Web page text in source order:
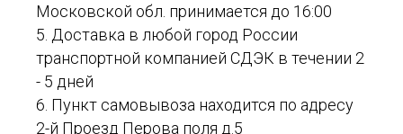
Московской обл. принимается до 16:00
5. Доставка в любой город России
транспортной компанией СДЭК в течении 2
- 5 дней
6. Пункт самовывоза находится по адресу
2-й Проезд Перова поля д.5